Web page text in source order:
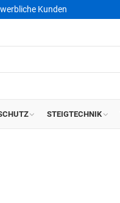
Kunden
STEIGTECHNIK